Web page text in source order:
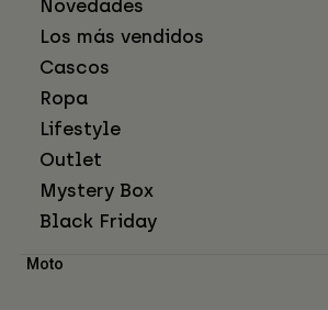
Novedades
Los más vendidos
Cascos
Ropa
Lifestyle
Outlet
Mystery Box
Black Friday
Moto